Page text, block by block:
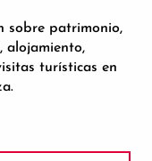
sobre patrimonio,
alojamiento,
turísticas en